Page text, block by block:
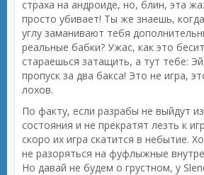
страха на андроиде, но, блин, эта
просто убивает! Ты же знаешь,
углу заманивают тебя
реальные бабки? Ужас, как это
стараешься затащить, а тут тебе:
пропуск за два бакса! Это не игра,
лохов.
По факту, если разрабы не выйдут
состояния и не прекратят лезть к
скоро их игра скатится в небытие.
не разоряться на фуфлыжные
Но давай не будем о грустном, у